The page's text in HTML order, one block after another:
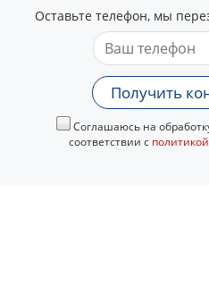
Оставьте телефон, мы
Получить
Соглашаюсь на
соответствии с